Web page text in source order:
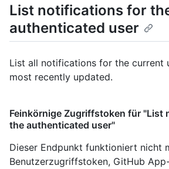
List notifications for
authenticated user
List all notifications for the current
most recently updated.
Feinkörnige Zugriffstoken für "List
the authenticated user"
Dieser Endpunkt funktioniert nicht
Benutzerzugriffstoken, GitHub